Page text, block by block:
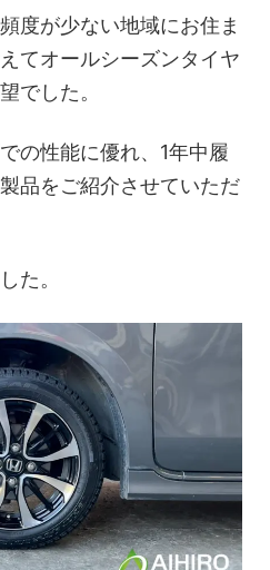
度が少ない地域にお住ま
てオールシーズンタイヤ
でした。
の性能に優れ、1年中履
品をご紹介させていただ
た。